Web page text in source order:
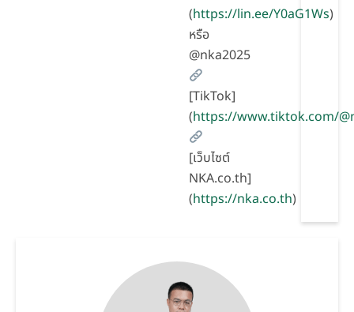
(https://lin.ee/Y0aG1Ws)
หรือ
@nka2025
[TikTok]
(https://www.tiktok.com/
[เว็บไซต์
NKA.co.th]
(https://nka.co.th)